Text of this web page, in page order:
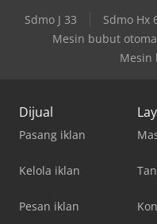
Sdmo J 33 Sdmo Hx
Mesin bubut
Mesin
Dijual
Pasang iklan
Kelola iklan
Pesan iklan